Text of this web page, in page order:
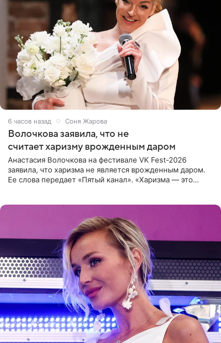
6 часов назад Соня Жарова
Волочкова заявила, что не
считает харизму врожденным даром
Анастасия Волочкова на фестивале VK Fest-2026
заявила, что харизма не является врожденным даром.
Ее слова передает «Пятый канал». «Харизма — это